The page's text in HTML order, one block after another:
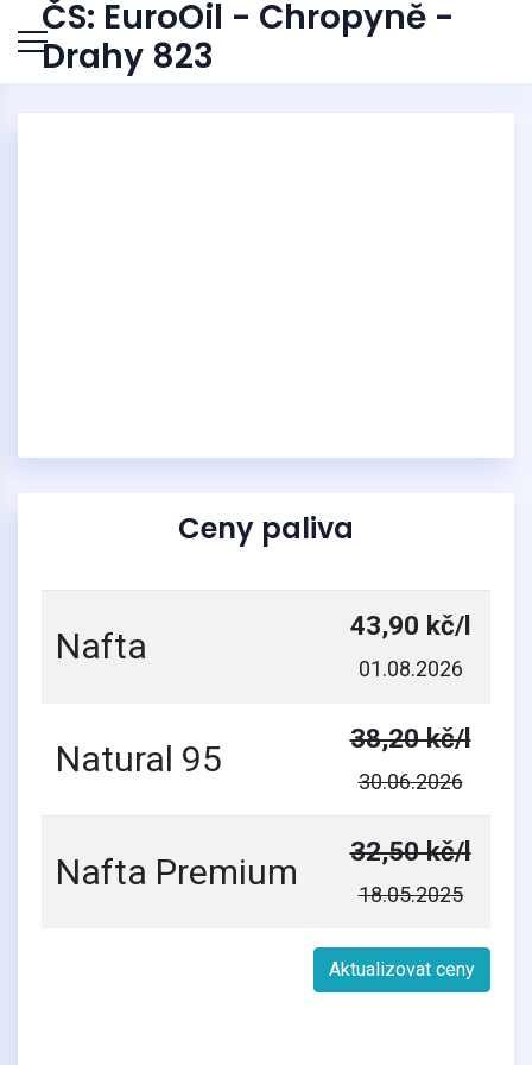
ČS: EuroOil - Chropyně -
Drahy 823
Ceny paliva
Nafta 43,90 kč/l
01.08.2026
Natural 95 38,20 kč/l
30.06.2026
Nafta Premium 32,50 kč/l
18.05.2025
Aktualizovat ceny